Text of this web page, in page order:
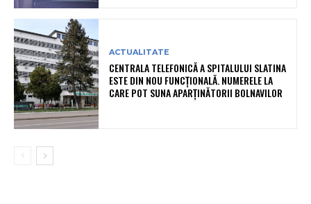
ACTUALITATE
CENTRALA TELEFONICĂ A SPITALULUI SLATINA
ESTE DIN NOU FUNCȚIONALĂ. NUMERELE LA
CARE POT SUNA APARȚINĂTORII BOLNAVILOR